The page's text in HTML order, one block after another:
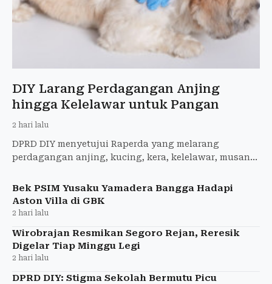
DIY Larang Perdagangan Anjing
hingga Kelelawar untuk Pangan
2 hari lalu
DPRD DIY menyetujui Raperda yang melarang
perdagangan anjing, kucing, kera, kelelawar, musang,
Bek PSIM Yusaku Yamadera Bangga Hadapi
Aston Villa di GBK
2 hari lalu
Wirobrajan Resmikan Segoro Rejan, Reresik
Digelar Tiap Minggu Legi
2 hari lalu
DPRD DIY: Stigma Sekolah Bermutu Picu